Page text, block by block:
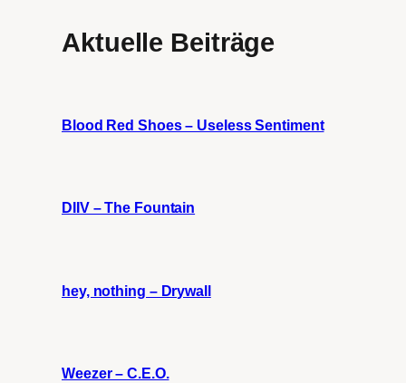
Aktuelle Beiträge
Blood Red Shoes – Useless Sentiment
DIIV – The Fountain
hey, nothing – Drywall
Weezer – C.E.O.